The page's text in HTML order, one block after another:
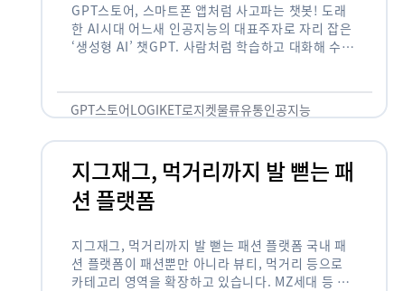
GPT스토어, 스마트폰 앱처럼 사고파는 챗봇! 도래
한 AI시대 어느새 인공지능의 대표주자로 자리 잡은
‘생성형 AI’ 챗GPT. 사람처럼 학습하고 대화해 수많
GPT스토어LOGIKET로지켓물류유통인공지능
지그재그, 먹거리까지 발 뻗는 패
션 플랫폼
지그재그, 먹거리까지 발 뻗는 패션 플랫폼 국내 패
션 플랫폼이 패션뿐만 아니라 뷰티, 먹거리 등으로
카테고리 영역을 확장하고 있습니다. MZ세대 등 주